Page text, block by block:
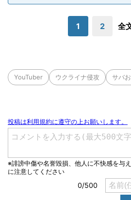
1 2 全
YouTuber ウクライナ侵攻 サバ